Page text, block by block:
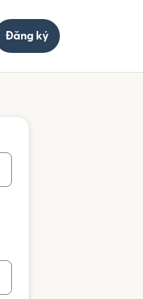
Đăng ký